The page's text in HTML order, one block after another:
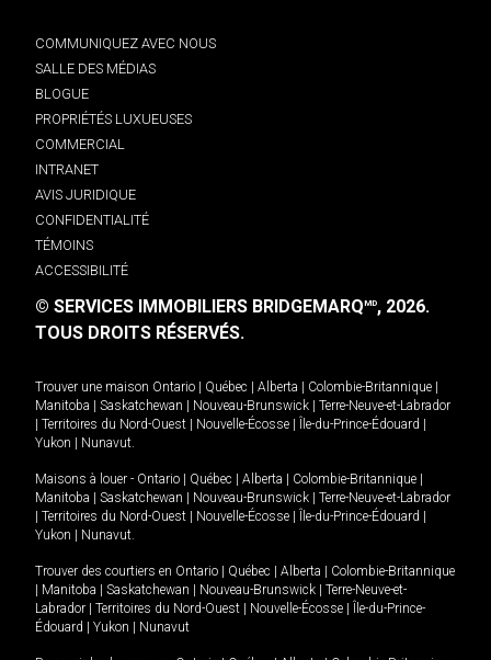
COMMUNIQUEZ AVEC NOUS
SALLE DES MÉDIAS
BLOGUE
PROPRIÉTÉS LUXUEUSES
COMMERCIAL
INTRANET
AVIS JURIDIQUE
CONFIDENTIALITÉ
TÉMOINS
ACCESSIBILITÉ
© SERVICES IMMOBILIERS BRIDGEMARQMD, 2026.
TOUS DROITS RÉSERVÉS.
Trouver une maison Ontario Québec Alberta Colombie-Britannique
Manitoba
Saskatchewan Nouveau-Brunswick
Terre-Neuve-et-Labrador
Territoires du Nord-Ouest Nouvelle-Écosse Île-du-Prince-Édouard
Yukon
Nunavut.
Maisons à louer - Ontario Québec Alberta Colombie-Britannique
Manitoba
Saskatchewan Nouveau-Brunswick
Terre-Neuve-et-Labrador
Territoires du Nord-Ouest Nouvelle-Écosse Île-du-Prince-Édouard
Yukon
Nunavut.
Trouver des courtiers en Ontario Québec Alberta
Colombie-Britannique
Manitoba Saskatchewan Nouveau-Brunswick
Terre-Neuve-et-
Labrador
Territoires du Nord-Ouest Nouvelle-Écosse
Île-du-Prince-
Édouard
Yukon Nunavut